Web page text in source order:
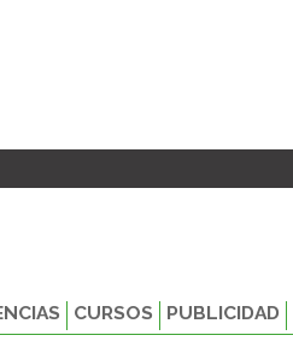
CURSOS PUBLICIDAD